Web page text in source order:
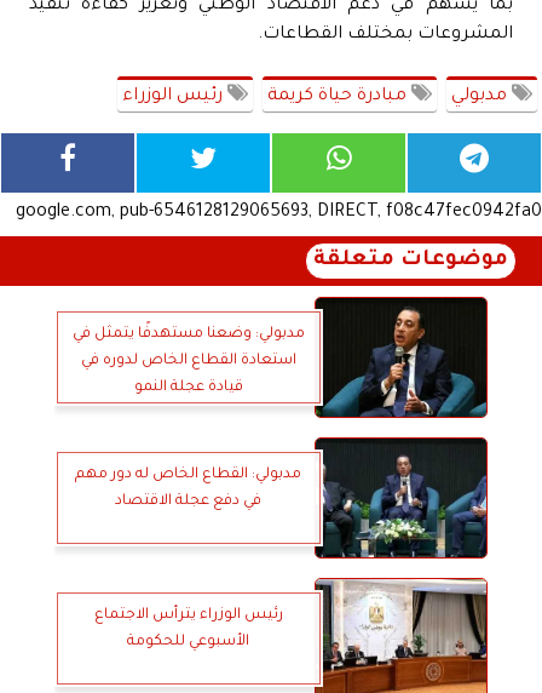
بما يسهم في دعم الاقتصاد الوطني وتعزيز كفاءة تنفيذ
المشروعات بمختلف القطاعات.
مدبولي مبادرة حياة كريمة رئيس الوزراء
google.com, pub-6546128129065693, DIRECT, f08c47fec0942fa0
موضوعات متعلقة
مدبولي: وضعنا مستهدفًا يتمثل في
استعادة القطاع الخاص لدوره في
قيادة عجلة النمو
مدبولي: القطاع الخاص له دور مهم
في دفع عجلة الاقتصاد
رئيس الوزراء يترأس الاجتماع
الأسبوعي للحكومة